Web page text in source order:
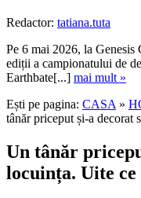
Redactor: tatiana.tuta
Pe 6 mai 2026, la
ediții a campionatului de
Earthbate[...] mai mult »
Ești pe pagina: CASA »
tânăr priceput și-a decorat
Un tânăr
locuința. Uite ce